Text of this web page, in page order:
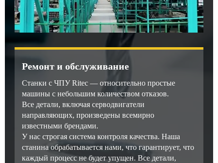
Ремонт и обслуживание
Станки с ЧПУ Ritec — относительно простые
машины с небольшим количеством отказов.
Все детали, включая серводвигатели
направляющих, произведены всемирно
известными брендами.
У нас строгая система контроля качества. Наша
станина обрабатывается нами, что гарантирует, что
каждый процесс не будет упущен. Все детали,